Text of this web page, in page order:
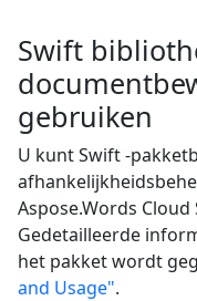
Swift
gebruiken
U kunt Swift -
Aspose.Words
Gedetailleerde
het pakket wordt
and Usage".